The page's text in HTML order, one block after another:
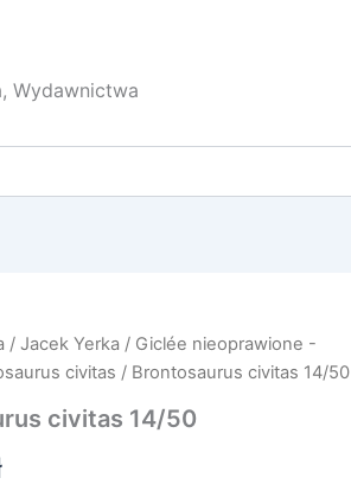
Wydawnictwa
/Jacek Yerka / Giclée nieoprawione -
civitas / Brontosaurus civitas 14/50
civitas 14/50